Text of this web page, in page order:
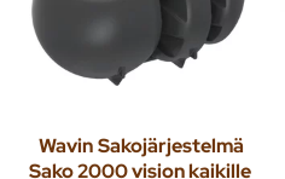
WavinSakojärjestelmä
Sako 2000 vision kaikille